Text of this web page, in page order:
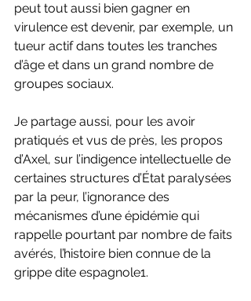
peut tout aussi bien gagner en
virulence est devenir, par exemple, un
tueur actif dans toutes les tranches
d’âge et dans un grand nombre de
groupes sociaux.
Je partage aussi, pour les avoir
pratiqués et vus de près, les propos
d’Axel, sur l’indigence intellectuelle de
certaines structures d’État paralysées
par la peur, l’ignorance des
mécanismes d’une épidémie qui
rappelle pourtant par nombre de faits
avérés, l’histoire bien connue de la
grippe dite espagnole1.